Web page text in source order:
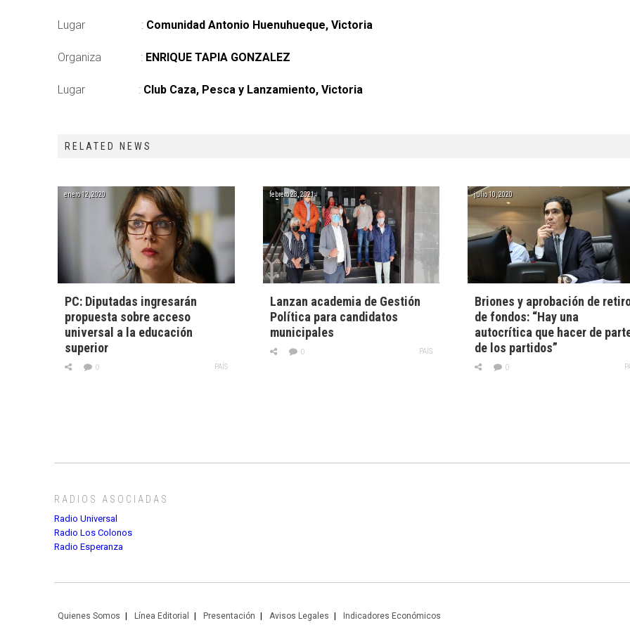
Lugar : Comunidad Antonio Huenuhueque, Victoria
Organiza : ENRIQUE TAPIA GONZALEZ
Lugar : Club Caza, Pesca y Lanzamiento, Victoria
RELATED NEWS
enero 12, 2020
PC: Diputadas ingresarán
propuesta sobre acceso
universal a la educación
superior
PAÍS
0
febrero 23, 2021
Lanzan academia de Gestión
Política para candidatos
municipales
PAÍS
0
julio 10, 2020
Briones y aprobación de
de fondos: “Hay una
autocrítica que hacer de
de los partidos”
0
RADIOS ASOCIADAS
Radio Universal
Radio Los Colonos
Radio Esperanza
Quienes Somos Línea Editorial Presentación Avisos Legales Indicadores Económicos